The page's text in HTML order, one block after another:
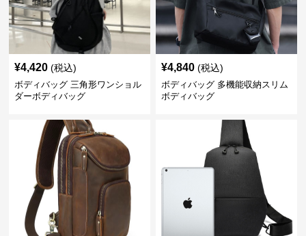
¥4,420 (税込)
ボディバッグ 三角形ワンショル
ダーボディバッグ
¥4,840 (税込)
ボディバッグ 多機能収納スリム
ボディバッグ